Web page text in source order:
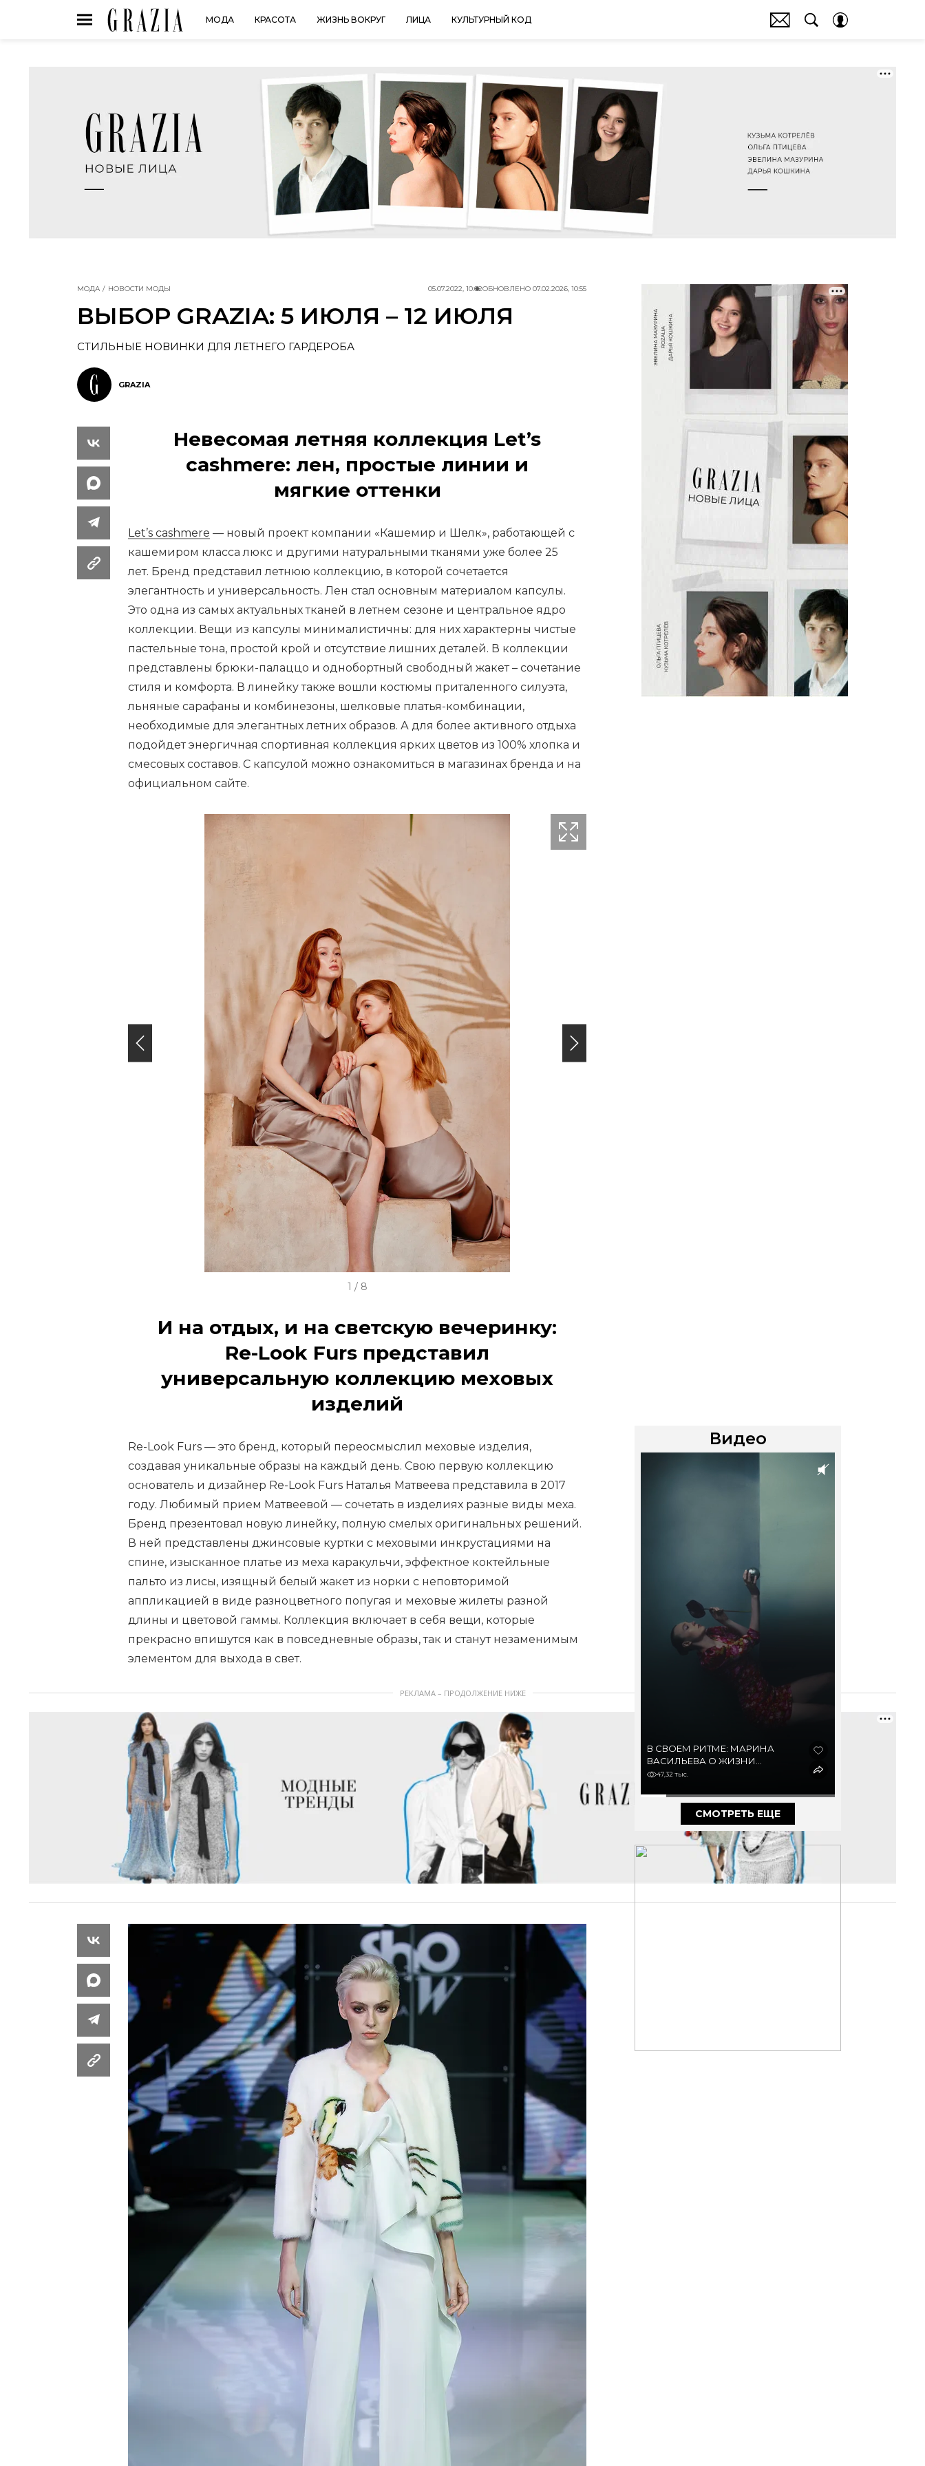
МОДА КРАСОТА ЖИЗНЬ ВОКРУГ ЛИЦА КУЛЬТУРНЫЙ КОД
В СВОЕМ РИТМЕ: МАРИНА
ВАСИЛЬЕВА О ЖИЗНИ
В ДЕРЕВНЕ И МЕГАПОЛИСЕ,
ИЗ САМЫХ СЛОЖНЫХ РОЛЕЙ
В КАРЬЕРЕ
47,32 тыс.
СМОТРЕТЬ ЕЩЕ
МОДА НОВОСТИ МОДЫ 05.07.2022, 10:02ОБНОВЛЕНО 07.02.2026, 10:55
ВЫБОР GRAZIA: 5 ИЮЛЯ – 12 ИЮЛЯ
СТИЛЬНЫЕ НОВИНКИ ДЛЯ ЛЕТНЕГО ГАРДЕРОБА
GRAZIA
Невесомая летняя коллекция Let’s
cashmere: лен, простые линии и
мягкие оттенки
Let’s cashmere — новый проект компании «Кашемир и Шелк», работающей с
кашемиром класса люкс и другими натуральными тканями уже более 25
лет. Бренд представил летнюю коллекцию, в которой сочетается
элегантность и универсальность. Лен стал основным материалом капсулы.
Это одна из самых актуальных тканей в летнем сезоне и центральное ядро
коллекции. Вещи из капсулы минималистичны: для них характерны чистые
пастельные тона, простой крой и отсутствие лишних деталей. В коллекции
представлены брюки-палаццо и однобортный свободный жакет – сочетание
стиля и комфорта. В линейку также вошли костюмы приталенного силуэта,
льняные сарафаны и комбинезоны, шелковые платья-комбинации,
необходимые для элегантных летних образов. А для более активного отдыха
подойдет энергичная спортивная коллекция ярких цветов из 100% хлопка и
смесовых составов. С капсулой можно ознакомиться в магазинах бренда и на
официальном сайте.
1 / 8
И на отдых, и на светскую вечеринку:
Re-Look Furs представил
универсальную коллекцию меховых
изделий
Re-Look Furs — это бренд, который переосмыслил меховые изделия,
создавая уникальные образы на каждый день. Свою первую коллекцию
основатель и дизайнер Re-Look Furs Наталья Матвеева представила в 2017
году. Любимый прием Матвеевой — сочетать в изделиях разные виды меха.
Бренд презентовал новую линейку, полную смелых оригинальных решений.
В ней представлены джинсовые куртки с меховыми инкрустациями на
спине, изысканное платье из меха каракульчи, эффектное коктейльные
пальто из лисы, изящный белый жакет из норки с неповторимой
аппликацией в виде разноцветного попугая и меховые жилеты разной
длины и цветовой гаммы. Коллекция включает в себя вещи, которые
прекрасно впишутся как в повседневные образы, так и станут незаменимым
элементом для выхода в свет.
РЕКЛАМА – ПРОДОЛЖЕНИЕ НИЖЕ